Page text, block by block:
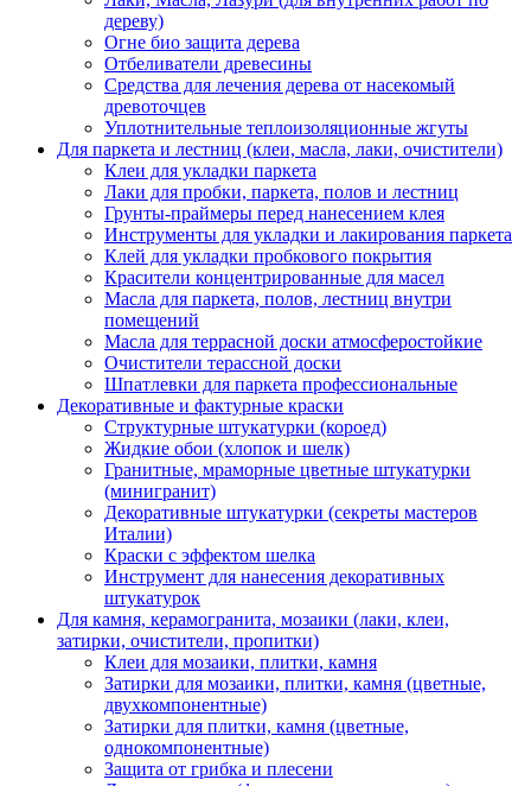
дереву)
Огне био защита дерева
Отбеливатели древесины
Средства для лечения дерева от насекомый
древоточцев
Уплотнительные теплоизоляционные жгуты
Для паркета и лестниц (клеи, масла, лаки, очистители)
Клеи для укладки паркета
Лаки для пробки, паркета, полов и лестниц
Грунты-праймеры перед нанесением клея
Инструменты для укладки и лакирования паркета
Клей для укладки пробкового покрытия
Красители концентрированные для масел
Масла для паркета, полов, лестниц внутри
помещений
Масла для террасной доски атмосферостойкие
Очистители терассной доски
Шпатлевки для паркета профессиональные
Декоративные и фактурные краски
Структурные штукатурки (короед)
Жидкие обои (хлопок и шелк)
Гранитные, мраморные цветные штукатурки
(минигранит)
Декоративные штукатурки (секреты мастеров
Италии)
Краски с эффектом шелка
Инструмент для нанесения декоративных
штукатурок
Для камня, керамогранита, мозаики (лаки, клеи,
затирки, очистители, пропитки)
Клеи для мозаики, плитки, камня
Затирки для мозаики, плитки, камня (цветные,
двухкомпонентные)
Затирки для плитки, камня (цветные,
однокомпонентные)
Защита от грибка и плесени